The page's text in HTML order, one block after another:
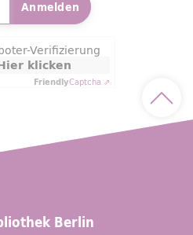
Anmelden
Verifizierung
klicken
FriendlyCaptcha ⇗
Berlin